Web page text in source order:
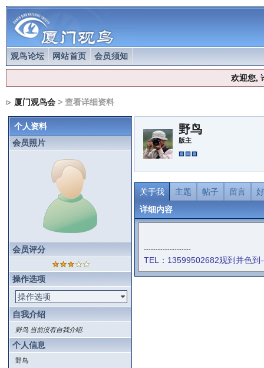
观鸟论坛 网站首页 会员须知
欢迎您,
厦门观鸟会> 查看详细资料
个人资料
会员照片
会员评分
操作选项
操作选项
自我介绍
野鸟 当前没有自我介绍.
个人信息
野鸟
野鸟
版主
关于我 主题 帖子 留言
详细内容
--------------------
TEL：13599502682观到并色